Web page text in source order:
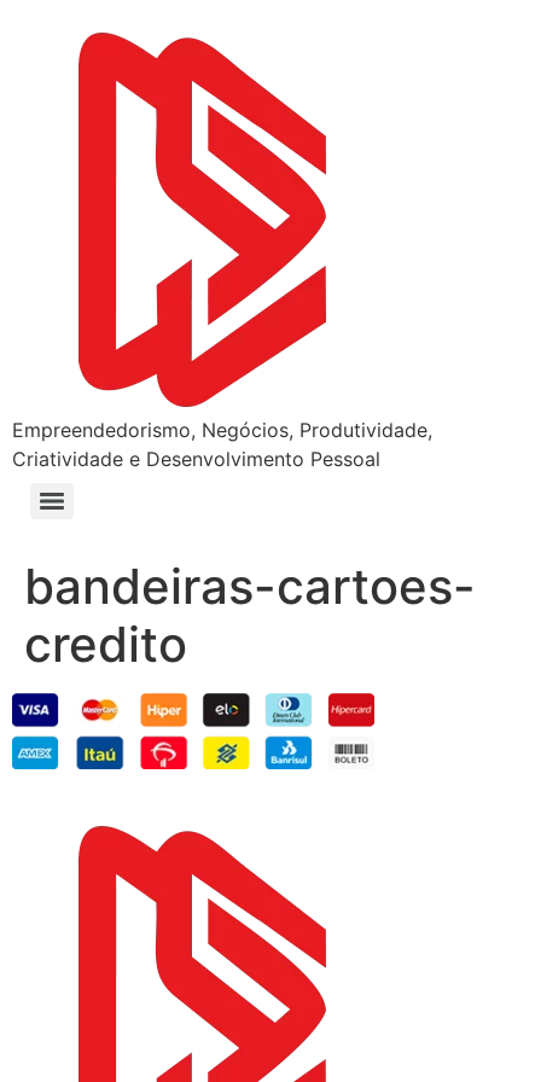
Empreendedorismo, Negócios, Produtividade,
Criatividade e Desenvolvimento Pessoal
bandeiras-cartoes-
credito